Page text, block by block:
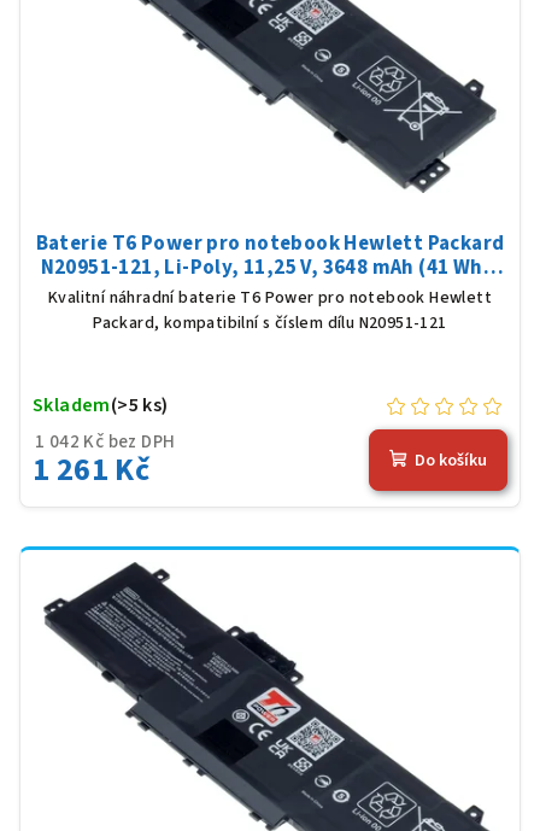
Baterie T6 Power pro notebook Hewlett Packard
N20951-121, Li-Poly, 11,25 V, 3648 mAh (41 Wh),
černá
Kvalitní náhradní baterie T6 Power pro notebook Hewlett
Packard, kompatibilní s číslem dílu N20951-121
1 042 Kč bez DPH
1 261 Kč
Skladem(>5 ks)
Do košíku